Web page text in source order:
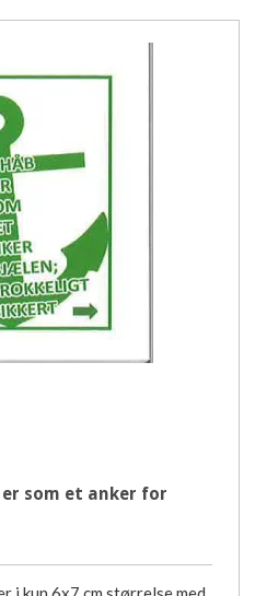
som et anker for